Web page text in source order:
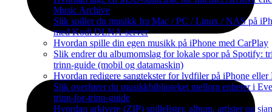
Music Archive
Slik spiller du musikk fra Mac / PC / Linux / NAS på
med Kodi DLNA-server
Hvordan spille din egen musikk på iPhone med CarPlay
Slik endrer du albumomslag for lokale spor på Spotify:
trinn-guide (mobil og datamaskin)
Hvordan redigere sangtekster for lydfiler på iPhone
Slik overfører du musikkbiblioteket mellom enheter i
trinn-for-trinn-guide
Hvordan arkivere (ZIP) spillelister, album, artister og